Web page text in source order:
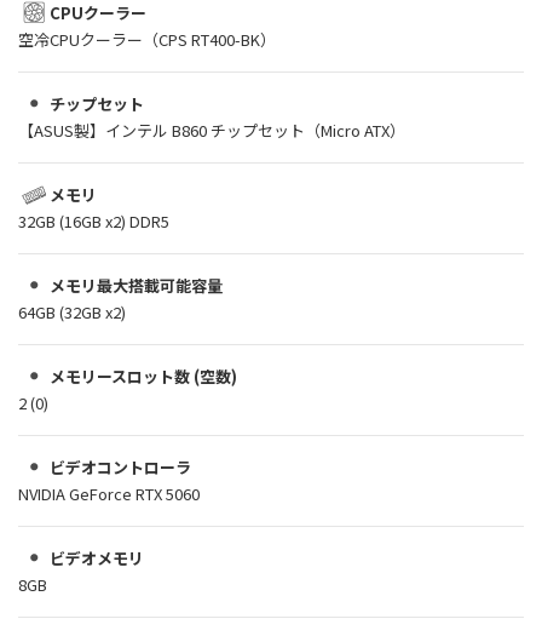
CPUクーラー
空冷CPUクーラー（CPS RT400-BK）
チップセット
【ASUS製】インテル B860 チップセット（Micro ATX）
メモリ
32GB (16GB x2) DDR5
メモリ最大搭載可能容量
64GB (32GB x2)
メモリースロット数 (空数)
2 (0)
ビデオコントローラ
NVIDIA GeForce RTX 5060
ビデオメモリ
8GB